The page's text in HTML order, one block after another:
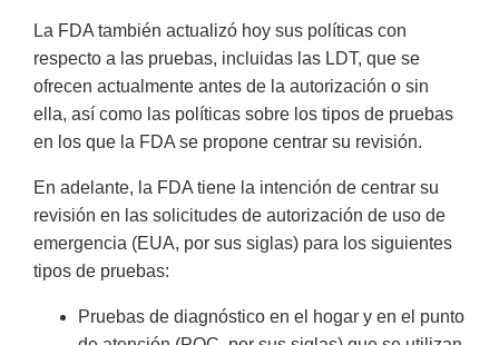
La FDA también actualizó hoy sus políticas con
respecto a las pruebas, incluidas las LDT, que se
ofrecen actualmente antes de la autorización o sin
ella, así como las políticas sobre los tipos de pruebas
en los que la FDA se propone centrar su revisión.
En adelante, la FDA tiene la intención de centrar su
revisión en las solicitudes de autorización de uso de
emergencia (EUA, por sus siglas) para los siguientes
tipos de pruebas:
Pruebas de diagnóstico en el hogar y en el punto